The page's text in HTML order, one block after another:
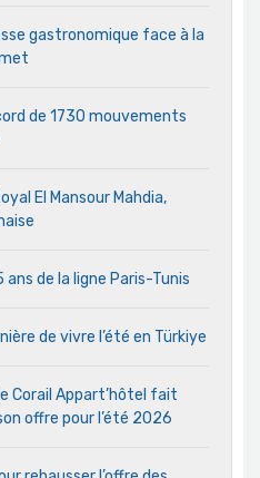
gastronomique face à la
de 1730 mouvements
El Mansour Mahdia,
de la ligne Paris-Tunis
de vivre l’été en Türkiye
Corail Appart’hôtel fait
offre pour l’été 2026